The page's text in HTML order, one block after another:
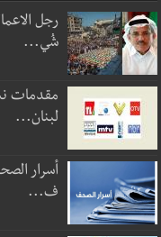
شُي...
مقدمات
لبنان...
أسرار
ف...